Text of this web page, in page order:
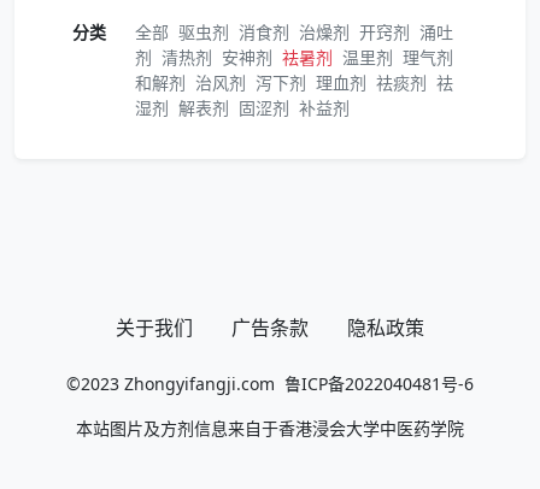
分类
全部 驱虫剂 消食剂 治燥剂 开窍剂 涌吐
剂 清热剂 安神剂 祛暑剂 温里剂 理气剂
和解剂 治风剂 泻下剂 理血剂 祛痰剂 祛
湿剂 解表剂 固涩剂 补益剂
关于我们 广告条款 隐私政策
©2023 Zhongyifangji.com 鲁ICP备2022040481号-6
本站图片及方剂信息来自于香港浸会大学中医药学院